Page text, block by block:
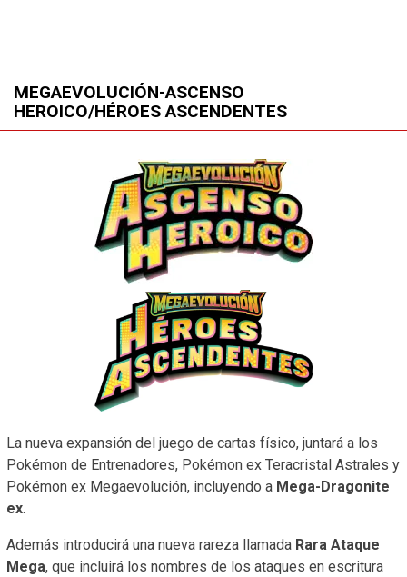
MEGAEVOLUCIÓN-ASCENSO
HEROICO/HÉROES ASCENDENTES
La nueva expansión del juego de cartas físico, juntará a los
Pokémon de Entrenadores, Pokémon ex Teracristal Astrales y
Pokémon ex Megaevolución, incluyendo a Mega-Dragonite
ex.
Además introducirá una nueva rareza llamada Rara Ataque
Mega, que incluirá los nombres de los ataques en escritura